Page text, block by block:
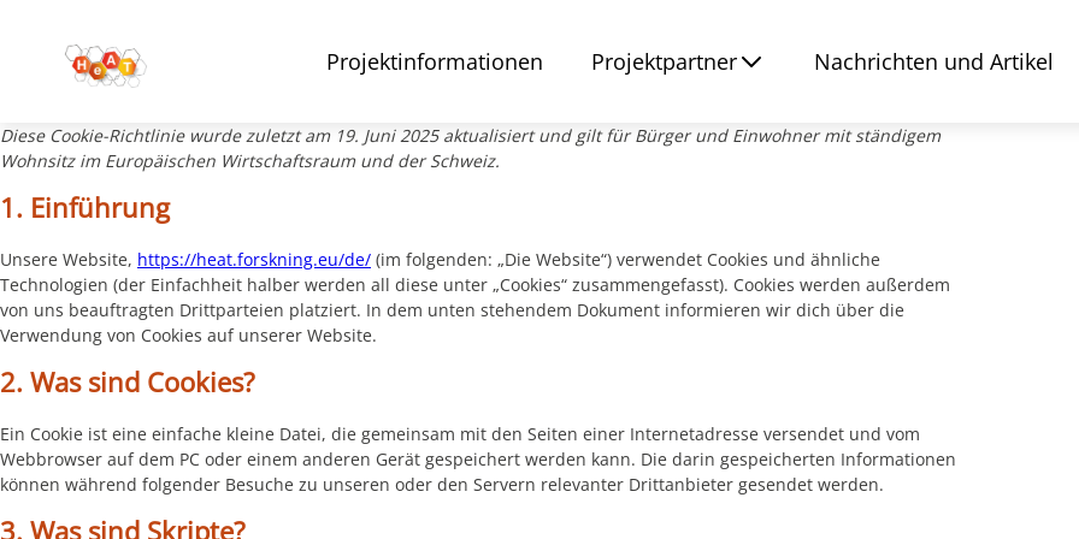
Projektinformationen Projektpartner Nachrichten und Artikel
Diese Cookie-Richtlinie wurde zuletzt am 19. Juni 2025 aktualisiert und gilt für Bürger und Einwohner mit ständigem
Wohnsitz im Europäischen Wirtschaftsraum und der Schweiz.
1. Einführung
Unsere Website, https://heat.forskning.eu/de/ (im folgenden: „Die Website“) verwendet Cookies und ähnliche
Technologien (der Einfachheit halber werden all diese unter „Cookies“ zusammengefasst). Cookies werden außerdem
von uns beauftragten Drittparteien platziert. In dem unten stehendem Dokument informieren wir dich über die
Verwendung von Cookies auf unserer Website.
2. Was sind Cookies?
Ein Cookie ist eine einfache kleine Datei, die gemeinsam mit den Seiten einer Internetadresse versendet und vom
Webbrowser auf dem PC oder einem anderen Gerät gespeichert werden kann. Die darin gespeicherten Informationen
können während folgender Besuche zu unseren oder den Servern relevanter Drittanbieter gesendet werden.
3. Was sind Skripte?